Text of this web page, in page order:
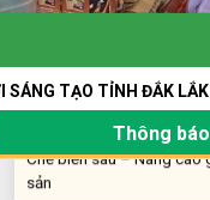
ĐẮK LẮK
Thông báo